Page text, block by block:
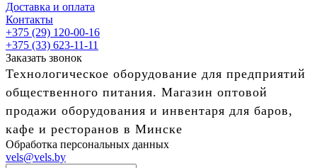
Доставка и оплата
Контакты
+375 (29) 120-00-16
+375 (33) 623-11-11
Заказать звонок
Технологическое оборудование для предприятий
общественного питания. Магазин оптовой
продажи оборудования и инвентаря для баров,
кафе и ресторанов в Минске
Обработка персональных данных
vels@vels.by